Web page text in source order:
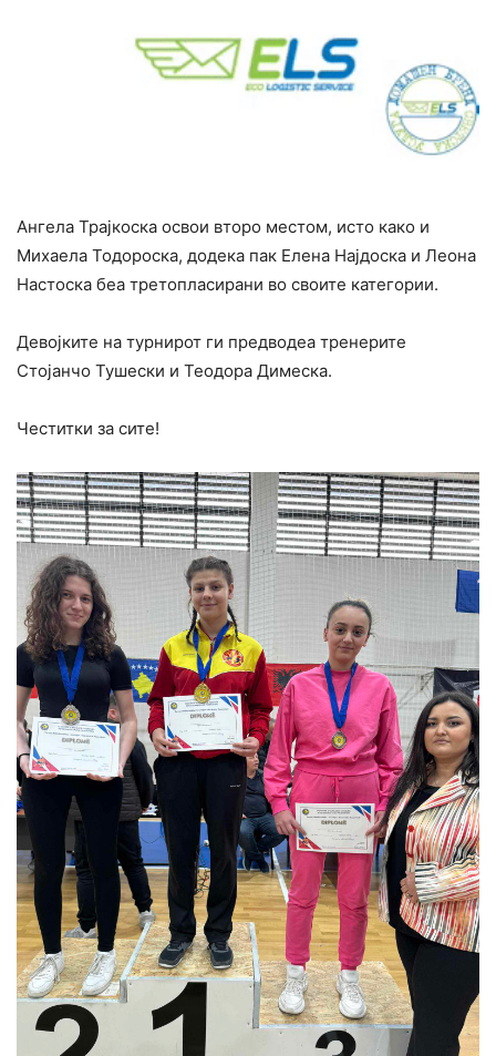
Ангела Трајкоска освои второ местом, исто како и
Михаела Тодороска, додека пак Елена Најдоска и Леона
Настоска беа третопласирани во своите категории.
Девојките на турнирот ги предводеа тренерите
Стојанчо Тушески и Теодора Димеска.
Честитки за сите!